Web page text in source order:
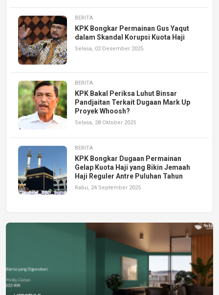
BERITA
KPK Bongkar Permainan Gus Yaqut
dalam Skandal Korupsi Kuota Haji
Selasa, 02 Desember 2025
BERITA
KPK Bakal Periksa Luhut Binsar
Pandjaitan Terkait Dugaan Mark Up
Proyek Whoosh?
Selasa, 28 Oktober 2025
BERITA
KPK Bongkar Dugaan Permainan
Gelap Kuota Haji yang Bikin Jemaah
Haji Reguler Antre Puluhan Tahun
Rabu, 24 September 2025